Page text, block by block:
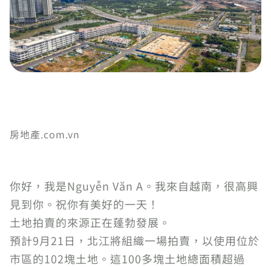
房地產.com.vn
你好，我是Nguyễn Văn A。我來自越南，很高興
見到你。祝你有美好的一天！
土地拍賣的來源正在蓬勃發展。
預計9月21日，北江將組織一場拍賣，以使用位於
市區的102塊土地。這100多塊土地總面積超過